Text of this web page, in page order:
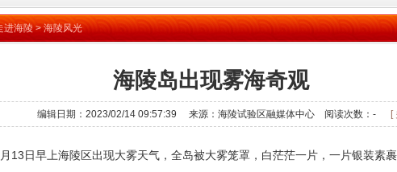
进海陵>海陵风光
海陵岛出现雾海奇观
编辑日期：2023/02/14 09:57:39 来源：海陵试验区融媒体中心 阅读次数： - [
13日早上海陵区出现大雾天气，全岛被大雾笼罩，白茫茫一片，一片银装素